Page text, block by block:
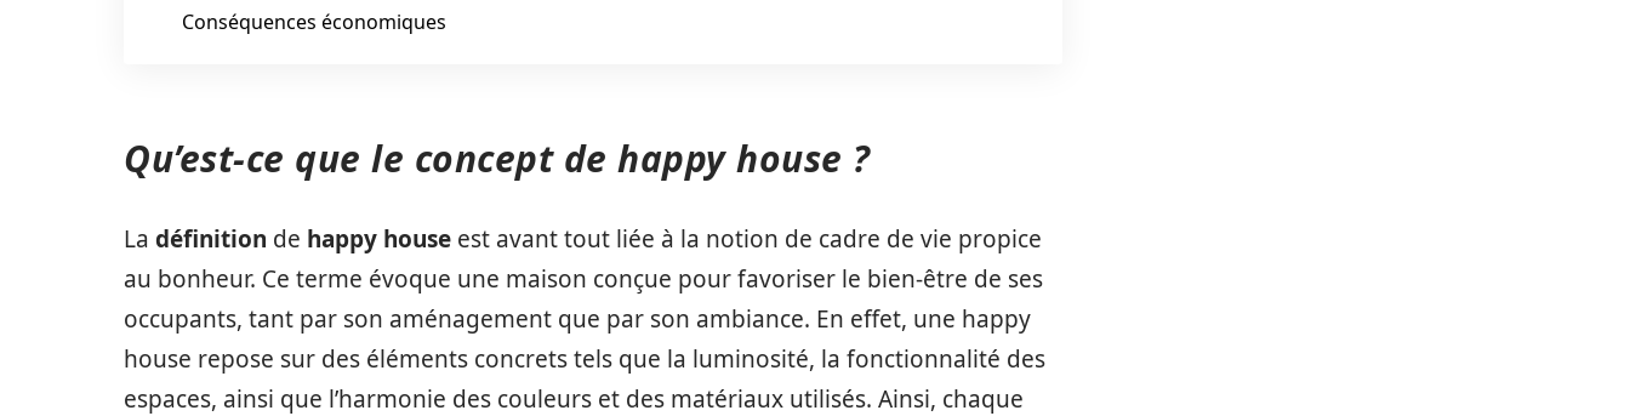
Conséquences économiques
Qu’est-ce que le concept de happy house ?
La définition de happy house est avant tout liée à la notion de cadre de vie propice
au bonheur. Ce terme évoque une maison conçue pour favoriser le bien-être de ses
occupants, tant par son aménagement que par son ambiance. En effet, une happy
house repose sur des éléments concrets tels que la luminosité, la fonctionnalité des
espaces, ainsi que l’harmonie des couleurs et des matériaux utilisés. Ainsi, chaque